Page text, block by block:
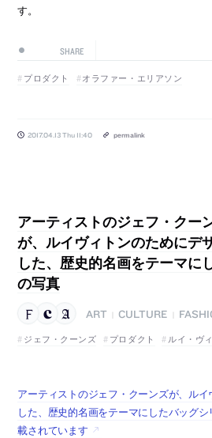
す。
SHARE
プロダクト オラファー・エリアソン
2017.04.13 Thu 11:40 permalink
アーティストのジェフ・クー
が、ルイヴィトンのためにデ
した、歴史的名画をテーマに
の写真
ART CULTURE
ジェフ・クーンズ
プロダクト ルイ・ヴ
アーティストのジェフ・クーンズが、ル
した、歴史的名画をテーマにしたバッグ
載されています